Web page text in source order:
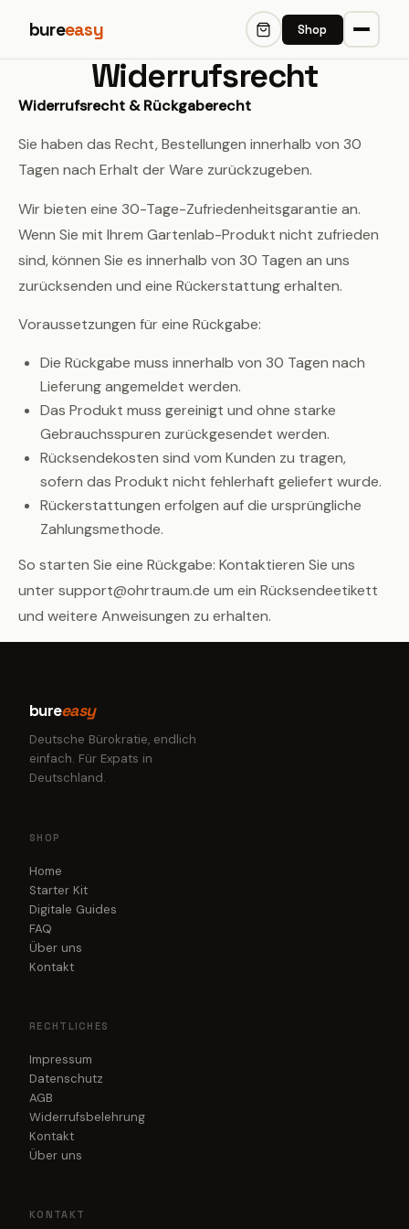
bureeasy Shop
Widerrufsrecht
Widerrufsrecht & Rückgaberecht
Sie haben das Recht, Bestellungen innerhalb von 30
Tagen nach Erhalt der Ware zurückzugeben.
Wir bieten eine 30-Tage-Zufriedenheitsgarantie an.
Wenn Sie mit Ihrem Gartenlab-Produkt nicht zufrieden
sind, können Sie es innerhalb von 30 Tagen an uns
zurücksenden und eine Rückerstattung erhalten.
Voraussetzungen für eine Rückgabe:
Die Rückgabe muss innerhalb von 30 Tagen nach
Lieferung angemeldet werden.
Das Produkt muss gereinigt und ohne starke
Gebrauchsspuren zurückgesendet werden.
Rücksendekosten sind vom Kunden zu tragen,
sofern das Produkt nicht fehlerhaft geliefert wurde.
Rückerstattungen erfolgen auf die ursprüngliche
Zahlungsmethode.
So starten Sie eine Rückgabe: Kontaktieren Sie uns
unter support@ohrtraum.de um ein Rücksendeetikett
und weitere Anweisungen zu erhalten.
bureeasy
Deutsche Bürokratie, endlich
einfach. Für Expats in
Deutschland.
SHOP
Home
Starter Kit
Digitale Guides
FAQ
Über uns
Kontakt
RECHTLICHES
Impressum
Datenschutz
AGB
Widerrufsbelehrung
Kontakt
Über uns
KONTAKT